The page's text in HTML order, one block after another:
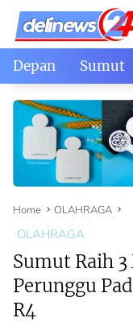
Skip
content
Depan Sumut
Home OLAHRAGA
OLAHRAGA
Sumut Raih
Perunggu
R4